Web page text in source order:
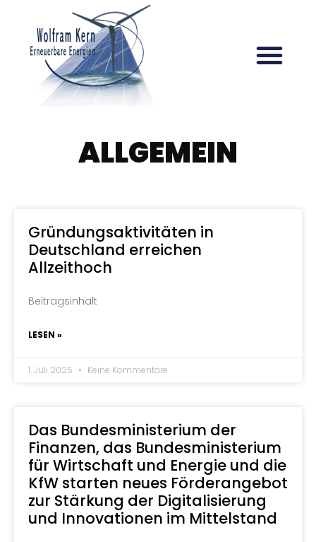
ALLGEMEIN
Gründungsaktivitäten in
Deutschland erreichen
Allzeithoch
Beitragsinhalt
LESEN »
1. Juli 2025 Keine Kommentare
Das Bundesministerium der
Finanzen, das Bundesministerium
für Wirtschaft und Energie und die
KfW starten neues Förderangebot
zur Stärkung der Digitalisierung
und Innovationen im Mittelstand